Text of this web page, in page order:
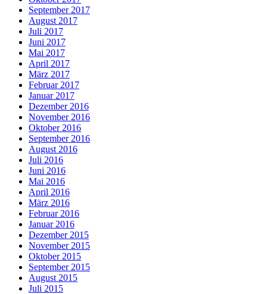
September 2017
August 2017
Juli 2017
Juni 2017
Mai 2017
April 2017
März 2017
Februar 2017
Januar 2017
Dezember 2016
November 2016
Oktober 2016
September 2016
August 2016
Juli 2016
Juni 2016
Mai 2016
April 2016
März 2016
Februar 2016
Januar 2016
Dezember 2015
November 2015
Oktober 2015
September 2015
August 2015
Juli 2015